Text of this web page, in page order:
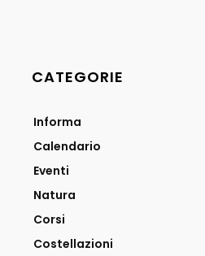
CATEGORIE
Informa
Calendario
Eventi
Natura
Corsi
Costellazioni